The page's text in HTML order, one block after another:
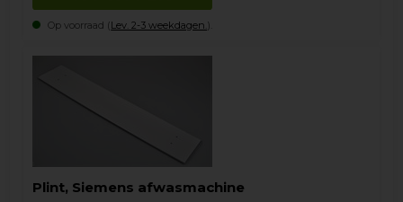
Op voorraad (Lev. 2-3 weekdagen. ).
Plint, Siemens afwasmachine